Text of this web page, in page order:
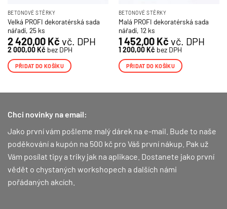
BETONOVÉ STĚRKY
Velká PROFI dekoratérská sada
nářadí, 25 ks
2 420,00 Kč vč. DPH
2 000,00Kč bez DPH
PŘIDAT DO KOŠÍKU
BETONOVÉ STĚRKY
Malá PROFI dekoratérská sada
nářadí, 12 ks
1 452,00 Kč vč. DPH
1 200,00Kč bez DPH
PŘIDAT DO KOŠÍKU
Chci novinky na email:
Jako první vám pošleme malý dárek na e-mail. Bude to naše
poděkování a kupón na 500 kč pro Váš první nákup. Pak už
Vám posílat tipy a triky jak na aplikace. Dostanete jako první
vědět o chystaných workshopech a dalších námi
pořádaných akcích.